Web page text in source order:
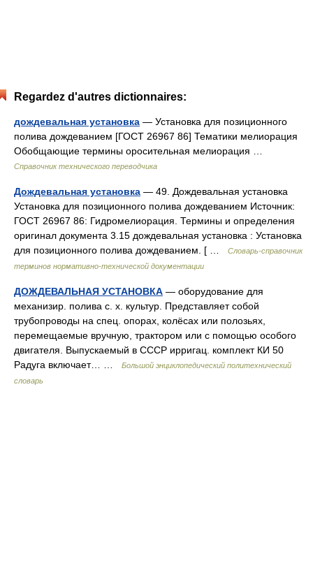
Regardez d'autres dictionnaires:
дождевальная установка — Установка для позиционного
полива дождеванием [ГОСТ 26967 86] Тематики мелиорация
Обобщающие термины оросительная мелиорация …
Справочник технического переводчика
Дождевальная установка — 49. Дождевальная установка
Установка для позиционного полива дождеванием Источник:
ГОСТ 26967 86: Гидромелиорация. Термины и определения
оригинал документа 3.15 дождевальная установка : Установка
для позиционного полива дождеванием. [ …
Словарь-справочник
терминов нормативно-технической документации
ДОЖДЕВАЛЬНАЯ УСТАНОВКА — оборудование для
механизир. полива с. х. культур. Представляет собой
трубопроводы на спец. опорах, колёсах или полозьях,
перемещаемые вручную, трактором или с помощью особого
двигателя. Выпускаемый в СССР ирригац. комплект КИ 50
Радуга включает… …
Большой энциклопедический политехнический
словарь